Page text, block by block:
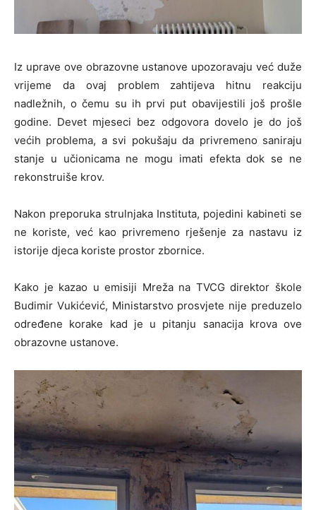
Iz uprave ove obrazovne ustanove upozoravaju već duže
vrijeme da ovaj problem zahtijeva hitnu reakciju
nadležnih, o čemu su ih prvi put obavijestili još prošle
godine. Devet mjeseci bez odgovora dovelo je do još
većih problema, a svi pokušaju da privremeno saniraju
stanje u učionicama ne mogu imati efekta dok se ne
rekonstruiše krov.
Nakon preporuka strulnjaka Instituta, pojedini kabineti se
ne koriste, već kao privremeno rješenje za nastavu iz
istorije djeca koriste prostor zbornice.
Kako je kazao u emisiji Mreža na TVCG direktor škole
Budimir Vukićević, Ministarstvo prosvjete nije preduzelo
određene korake kad je u pitanju sanacija krova ove
obrazovne ustanove.